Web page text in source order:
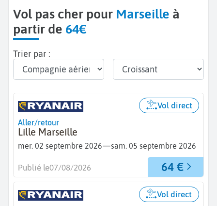
Vol pas cher pour Marseille à
partir de 64€
Trier par :
Aller/retour
Lille Marseille
mer. 02 septembre 2026—sam. 05 septembre 2026
Vol direct
64 €
Publié le07/08/2026
Vol direct